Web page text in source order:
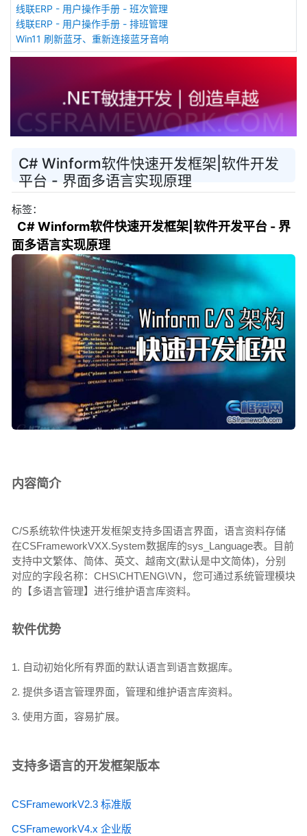
线联ERP - 用户操作手册 - 班次管理
线联ERP - 用户操作手册 - 排班管理
Win11 刷新蓝牙、重新连接蓝牙音响
C# Winform软件快速开发框架|软件开发
平台 - 界面多语言实现原理
标签：
C# Winform软件快速开发框架|软件开发平台 - 界
面多语言实现原理
内容简介
C/S系统软件快速开发框架支持多国语言界面，语言资料存储
在CSFrameworkVXX.System数据库的sys_Language表。目前
支持中文繁体、简体、英文、越南文(默认是中文简体)，分别
对应的字段名称：CHS\CHT\ENG\VN，您可通过系统管理模块
的【多语言管理】进行维护语言库资料。
软件优势
1. 自动初始化所有界面的默认语言到语言数据库。
2. 提供多语言管理界面，管理和维护语言库资料。
3. 使用方面，容易扩展。
支持多语言的开发框架版本
CSFrameworkV2.3 标准版
CSFrameworkV4.x 企业版